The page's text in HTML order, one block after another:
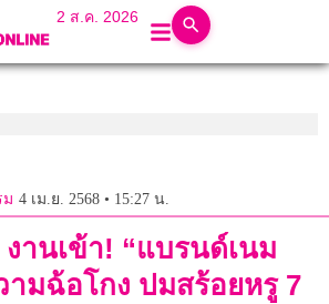
2 ส.ค. 2026
ม 4 เม.ย. 2568 • 15:27 น.
งานเข้า! “แบรนด์เนม
มฉ้อโกง ปมสร้อยหรู 7